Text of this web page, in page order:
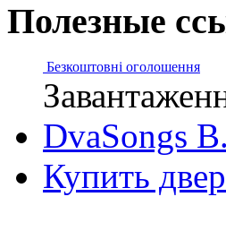
Полезные
Безкоштовні оголошення
DvaSongs
Купить